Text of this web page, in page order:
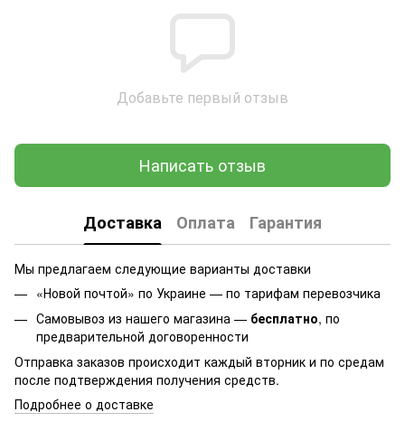
Добавьте первый отзыв
Написать отзыв
Доставка Оплата Гарантия
Мы предлагаем следующие варианты доставки
«Новой почтой» по Украине — по тарифам перевозчика
Самовывоз из нашего магазина — бесплатно, по
предварительной договоренности
Отправка заказов происходит каждый вторник и по средам
после подтверждения получения средств.
Подробнее о доставке